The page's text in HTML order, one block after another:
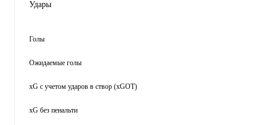
Удары
Голы
Ожидаемые голы
xG с учетом ударов в створ (xGOT)
xG без пенальти